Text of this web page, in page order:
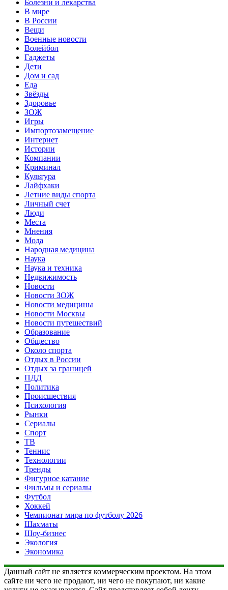
Болезни и лекарства
В мире
В России
Вещи
Военные новости
Волейбол
Гаджеты
Дети
Дом и сад
Еда
Звёзды
Здоровье
ЗОЖ
Игры
Импортозамещение
Интернет
Истории
Компании
Криминал
Культура
Лайфхаки
Летние виды спорта
Личный счет
Люди
Места
Мнения
Мода
Народная медицина
Наука
Наука и техника
Недвижимость
Новости
Новости ЗОЖ
Новости медицины
Новости Москвы
Новости путешествий
Образование
Общество
Около спорта
Отдых в России
Отдых за границей
ПДД
Политика
Происшествия
Психология
Рынки
Сериалы
Спорт
ТВ
Теннис
Технологии
Тренды
Фигурное катание
Фильмы и сериалы
Футбол
Хоккей
Чемпионат мира по футболу 2026
Шахматы
Шоу-бизнес
Экология
Экономика
Данный сайт не является коммерческим проектом. На этом
сайте ни чего не продают, ни чего не покупают, ни какие